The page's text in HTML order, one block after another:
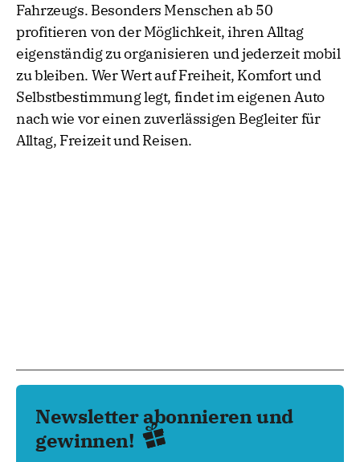
Fahrzeugs. Besonders Menschen ab 50
profitieren von der Möglichkeit, ihren Alltag
eigenständig zu organisieren und jederzeit mobil
zu bleiben. Wer Wert auf Freiheit, Komfort und
Selbstbestimmung legt, findet im eigenen Auto
nach wie vor einen zuverlässigen Begleiter für
Alltag, Freizeit und Reisen.
Newsletter abonnieren und
gewinnen!